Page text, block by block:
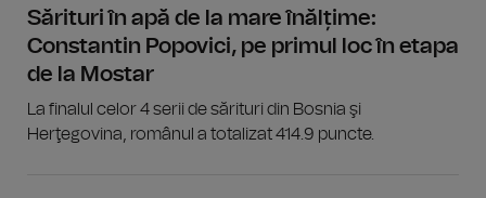
Sărituri în apă de la mare înălțime:
Constantin Popovici, pe primul loc în etapa
de la Mostar
La finalul celor 4 serii de sărituri din Bosnia şi
Herţegovina, românul a totalizat 414.9 puncte.